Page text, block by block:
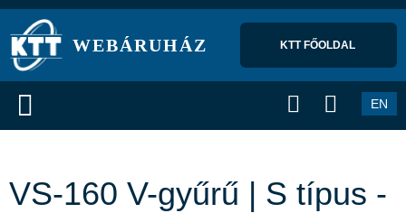
WEBÁRUHÁZ KTT FŐOLDAL
EN
VS-160 V-gyűrű | S típus -